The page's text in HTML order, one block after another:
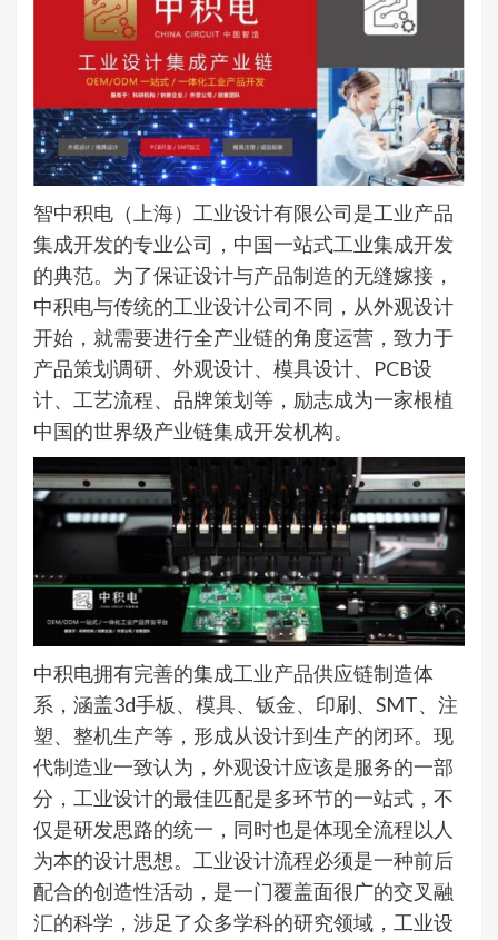
智中积电（上海）工业设计有限公司是工业产品
集成开发的专业公司，中国一站式工业集成开发
的典范。为了保证设计与产品制造的无缝嫁接，
中积电与传统的工业设计公司不同，从外观设计
开始，就需要进行全产业链的角度运营，致力于
产品策划调研、外观设计、模具设计、PCB设
计、工艺流程、品牌策划等，励志成为一家根植
中国的世界级产业链集成开发机构。
中积电拥有完善的集成工业产品供应链制造体
系，涵盖3d手板、模具、钣金、印刷、SMT、注
塑、整机生产等，形成从设计到生产的闭环。现
代制造业一致认为，外观设计应该是服务的一部
分，工业设计的最佳匹配是多环节的一站式，不
仅是研发思路的统一，同时也是体现全流程以人
为本的设计思想。工业设计流程必须是一种前后
配合的创造性活动，是一门覆盖面很广的交叉融
汇的科学，涉足了众多学科的研究领域，工业设